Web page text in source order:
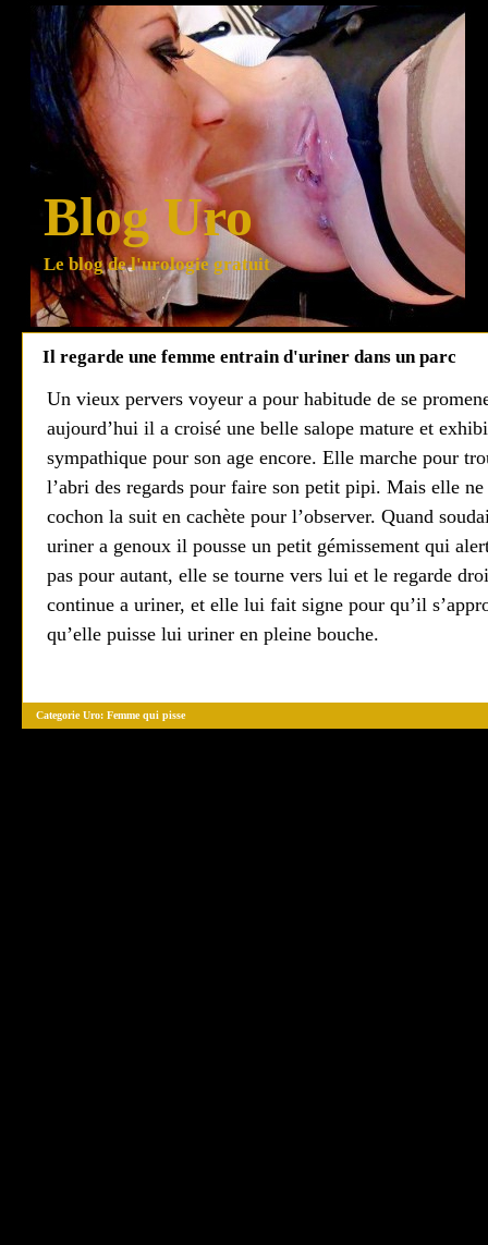
Blog Uro
Le blog de l'urologie gratuit
Il regarde une femme entrain d'uriner dans un parc
Un vieux pervers voyeur a pour habitude de se
aujourd’hui il a croisé une belle salope mature et
sympathique pour son age encore. Elle marche pour
l’abri des regards pour faire son petit pipi. Mais elle
cochon la suit en cachète pour l’observer. Quand
uriner a genoux il pousse un petit gémissement qui
pas pour autant, elle se tourne vers lui et le regarde
continue a uriner, et elle lui fait signe pour qu’il
qu’elle puisse lui uriner en pleine bouche.
Categorie Uro: Femme qui pisse